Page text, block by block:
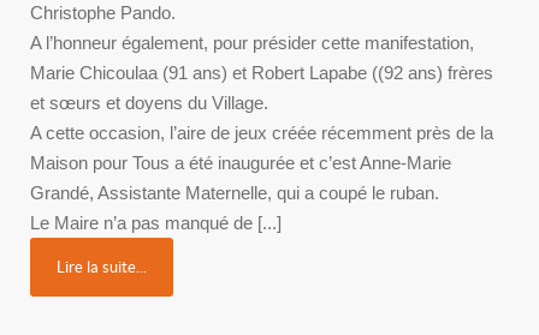
Christophe Pando.
A l’honneur également, pour présider cette manifestation,
Marie Chicoulaa (91 ans) et Robert Lapabe ((92 ans) frères
et sœurs et doyens du Village.
A cette occasion, l’aire de jeux créée récemment près de la
Maison pour Tous a été inaugurée et c’est Anne-Marie
Grandé, Assistante Maternelle, qui a coupé le ruban.
Le Maire n’a pas manqué de [...]
Lire la suite...